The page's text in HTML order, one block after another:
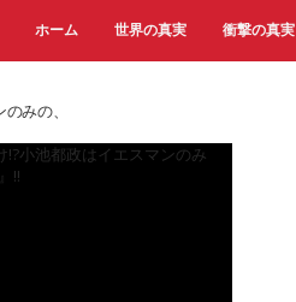
ホーム 世界の真実 衝撃の真実
みの、